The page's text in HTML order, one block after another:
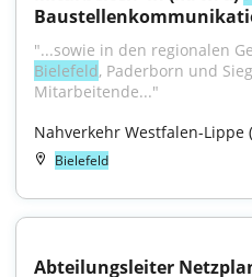
Bielefeld, Paderborn und
Mitarbeitende..."
Nahverkehr Westfalen-Lippe
Bielefeld